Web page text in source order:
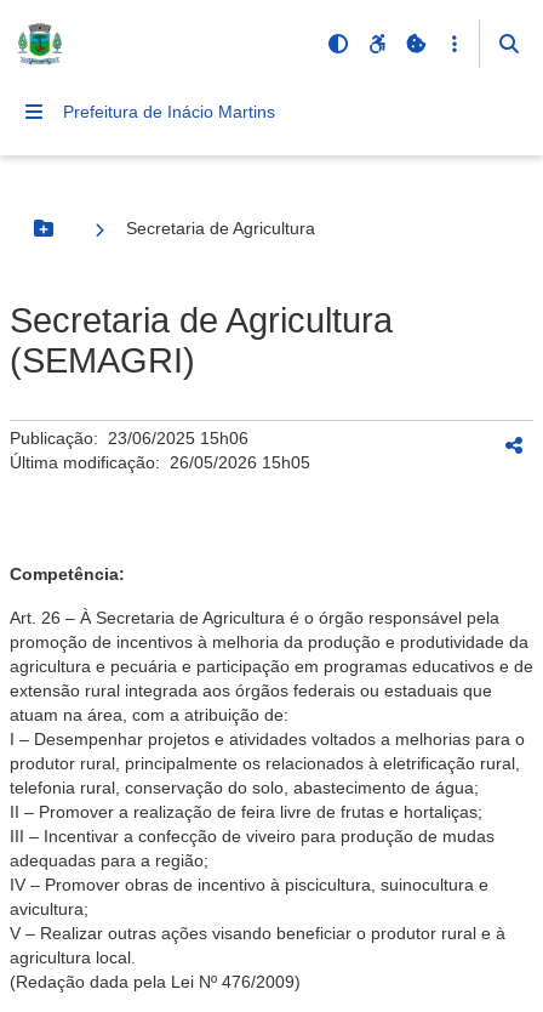
Prefeitura de Inácio Martins
Botão Menu
Secretaria de Agricultura
Secretaria de Agricultura
(SEMAGRI)
Publicação: 23/06/2025 15h06
Última modificação: 26/05/2026 15h05
Competência:
Art. 26 – À Secretaria de Agricultura é o órgão responsável pela
promoção de incentivos à melhoria da produção e produtividade da
agricultura e pecuária e participação em programas educativos e de
extensão rural integrada aos órgãos federais ou estaduais que
atuam na área, com a atribuição de:
I – Desempenhar projetos e atividades voltados a melhorias para o
produtor rural, principalmente os relacionados à eletrificação rural,
telefonia rural, conservação do solo, abastecimento de água;
II – Promover a realização de feira livre de frutas e hortaliças;
III – Incentivar a confecção de viveiro para produção de mudas
adequadas para a região;
IV – Promover obras de incentivo à piscicultura, suinocultura e
avicultura;
V – Realizar outras ações visando beneficiar o produtor rural e à
agricultura local.
(Redação dada pela Lei Nº 476/2009)